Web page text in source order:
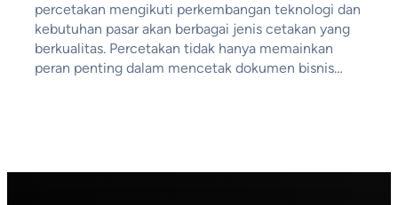
percetakan mengikuti perkembangan teknologi dan
kebutuhan pasar akan berbagai jenis cetakan yang
berkualitas. Percetakan tidak hanya memainkan
peran penting dalam mencetak dokumen bisnis…